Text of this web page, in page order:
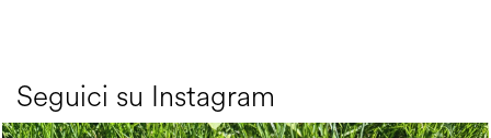
Seguici su Instagram